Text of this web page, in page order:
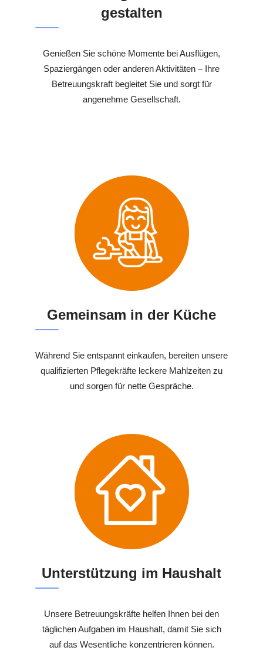
gestalten
Genießen Sie schöne Momente bei Ausflügen,
Spaziergängen oder anderen Aktivitäten – Ihre
Betreuungskraft begleitet Sie und sorgt für
angenehme Gesellschaft.
Gemeinsam in der Küche
Während Sie entspannt einkaufen, bereiten unsere
qualifizierten Pflegekräfte leckere Mahlzeiten zu
und sorgen für nette Gespräche.
Unterstützung im Haushalt
Unsere Betreuungskräfte helfen Ihnen bei den
täglichen Aufgaben im Haushalt, damit Sie sich
auf das Wesentliche konzentrieren können.